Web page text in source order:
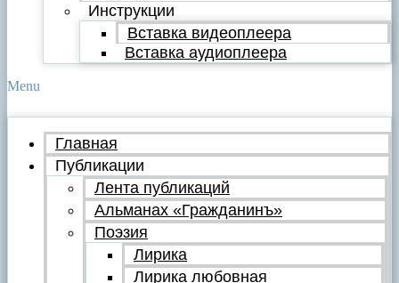
Инструкции
Вставка видеоплеера
Вставка аудиоплеера
Menu
Главная
Публикации
Лента публикаций
Альманах «Гражданинъ»
Поэзия
Лирика
Лирика любовная